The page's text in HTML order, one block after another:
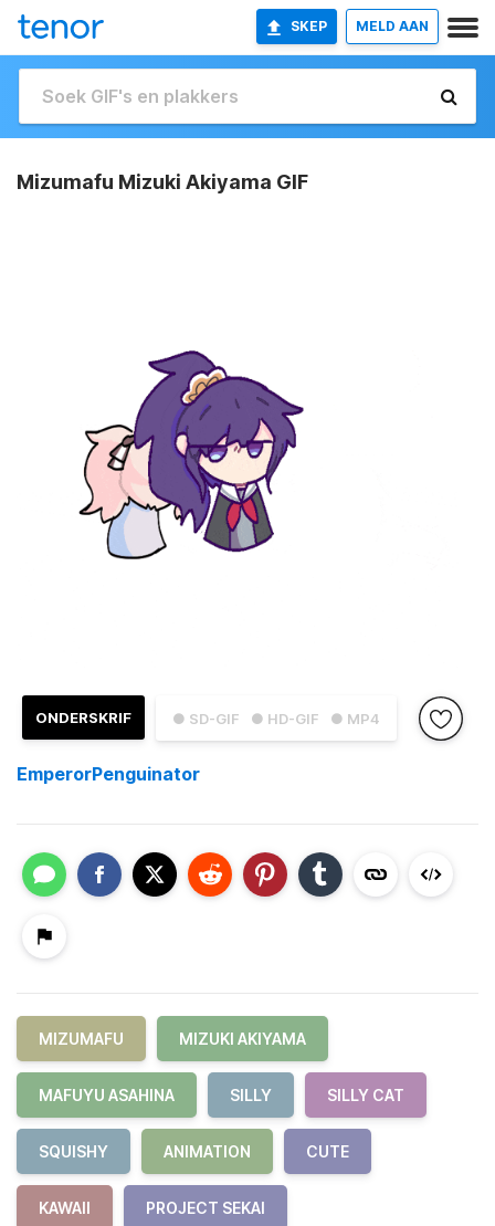
SKEP MELD AAN
Mizumafu Mizuki Akiyama GIF
● SD-GIF ● HD-GIF ● MP4
ONDERSKRIF
EmperorPenguinator
MIZUMAFU MIZUKI AKIYAMA
MAFUYU ASAHINA SILLY SILLY CAT
SQUISHY ANIMATION CUTE
KAWAII PROJECT SEKAI